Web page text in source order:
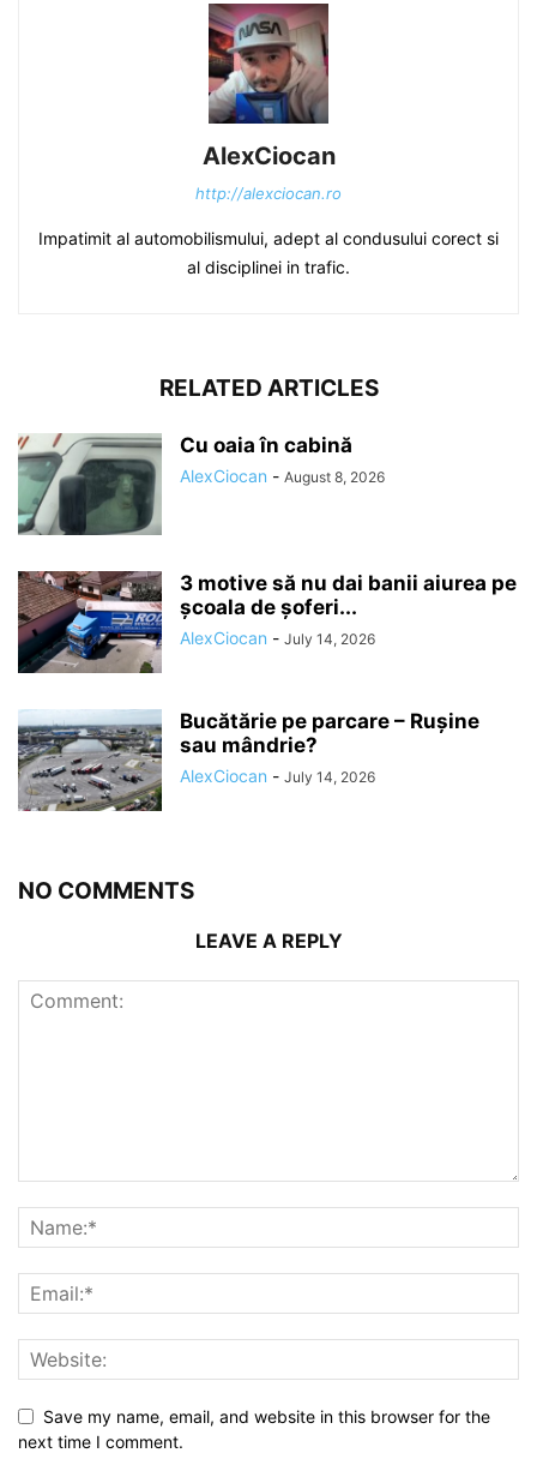
AlexCiocan
http://alexciocan.ro
Impatimit al automobilismului, adept al condusului corect si
al disciplinei in trafic.
RELATED ARTICLES
Cu oaia în cabină
AlexCiocan - August 8, 2026
3 motive să nu dai banii aiurea pe
școala de șoferi...
AlexCiocan - July 14, 2026
Bucătărie pe parcare – Rușine
sau mândrie?
AlexCiocan - July 14, 2026
NO COMMENTS
LEAVE A REPLY
Save my name, email, and website in this browser for the
next time I comment.